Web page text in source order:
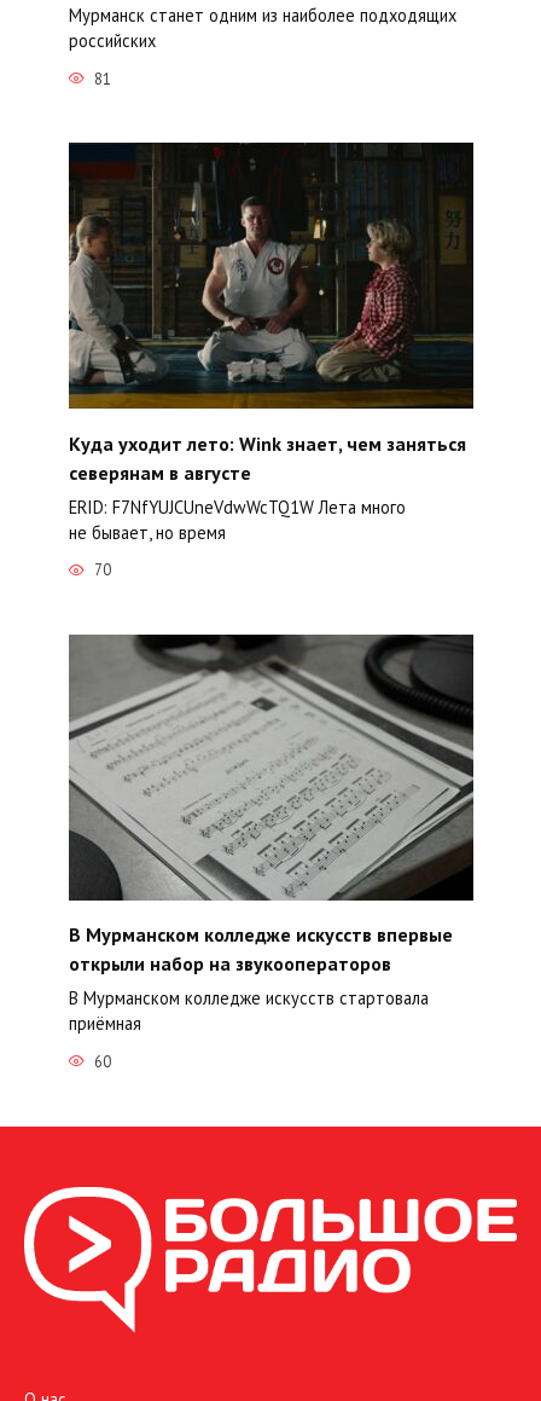
Мурманск станет одним из наиболее подходящих
российских
81
Куда уходит лето: Wink знает, чем заняться
северянам в августе
ERID: F7NfYUJCUneVdwWcTQ1W Лета много
не бывает, но время
70
В Мурманском колледже искусств впервые
открыли набор на звукооператоров
В Мурманском колледже искусств стартовала
приёмная
60